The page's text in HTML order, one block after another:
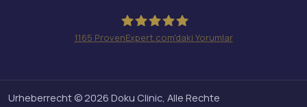
1165 ProvenExpert.com'daki Yorumlar
Urheberrecht © 2026 Doku Clinic, Alle Rechte